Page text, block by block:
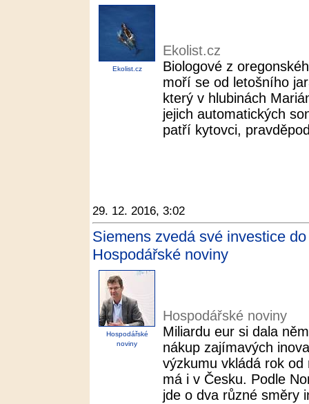
Ekolist.cz
Ekolist.cz
Biologové z
moří se od letošního
který v hlubinách
jejich automatických
patří kytovci,
29. 12. 2016, 3:02
Siemens zvedá své investice
Hospodářské noviny
Hospodářské
noviny
Hospodářské noviny
Miliardu eur si dala
nákup zajímavých
výzkumu vkládá rok
má i v Česku. Podle
jde o dva různé směry